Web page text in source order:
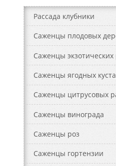
Рассада клубники
Саженцы плодовых
Саженцы экзотических
Саженцы ягодных
Саженцы цитрусовых
Саженцы винограда
Саженцы роз
Саженцы гортензии